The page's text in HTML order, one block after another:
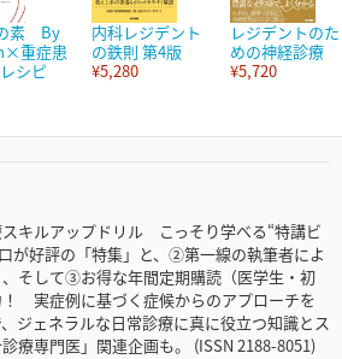
素 By
重症患
シピ
内科レジデント
の鉄則 第4版
¥5,280
レジデントのた
めの神経診療
¥5,720
キルアップドリル こっそり学べる“特講ビ
が好評の「特集」と、②第一線の執筆者によ
そして③お得な年間定期購読（医学生・初
実症例に基づく症候からのアプローチを
ジェネラルな日常診療に真に役立つ知識とス
療専門医」関連企画も。 (ISSN 2188-8051)